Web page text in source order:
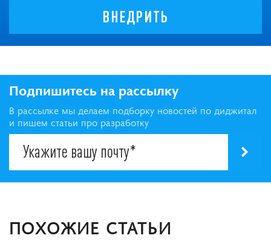
ВНЕДРИТЬ
Подпишитесь на рассылку
В рассылке мы делаем подборку новостей по диджитал
и пишем статьи про разработку
ПОХОЖИЕ СТАТЬИ